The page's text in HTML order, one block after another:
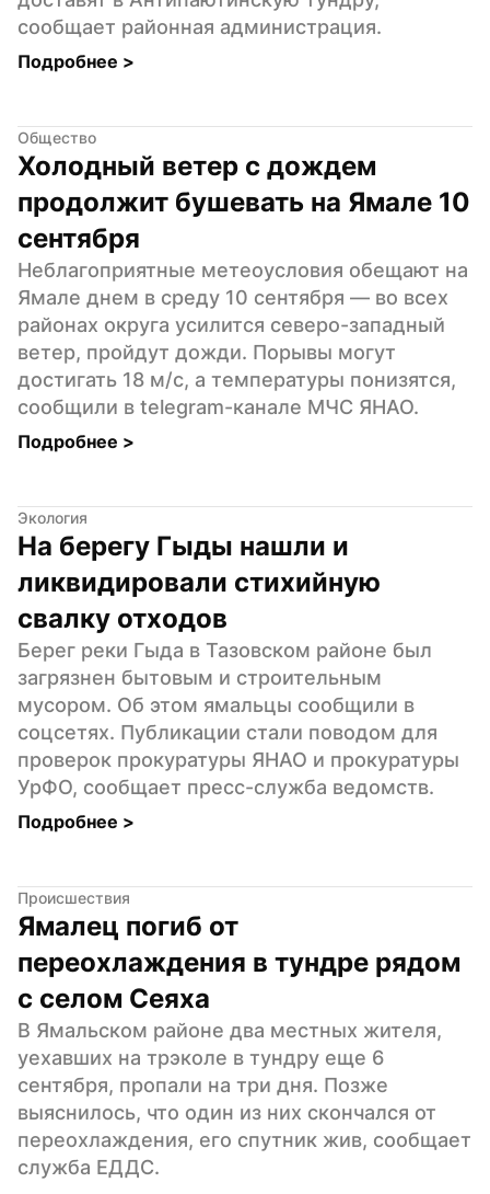
сообщает районная администрация.
Подробнее >
Общество
Холодный ветер с дождем
продолжит бушевать на Ямале 10
сентября
Неблагоприятные метеоусловия обещают на
Ямале днем в среду 10 сентября — во всех
районах округа усилится северо-западный
ветер, пройдут дожди. Порывы могут
достигать 18 м/с, а температуры понизятся,
сообщили в telegram-канале МЧС ЯНАО.
Подробнее >
Экология
На берегу Гыды нашли и
ликвидировали стихийную
свалку отходов
Берег реки Гыда в Тазовском районе был
загрязнен бытовым и строительным
мусором. Об этом ямальцы сообщили в
соцсетях. Публикации стали поводом для
проверок прокуратуры ЯНАО и прокуратуры
УрФО, сообщает пресс-служба ведомств.
Подробнее >
Происшествия
Ямалец погиб от
переохлаждения в тундре рядом
с селом Сеяха
В Ямальском районе два местных жителя,
уехавших на трэколе в тундру еще 6
сентября, пропали на три дня. Позже
выяснилось, что один из них скончался от
переохлаждения, его спутник жив, сообщает
служба ЕДДС.